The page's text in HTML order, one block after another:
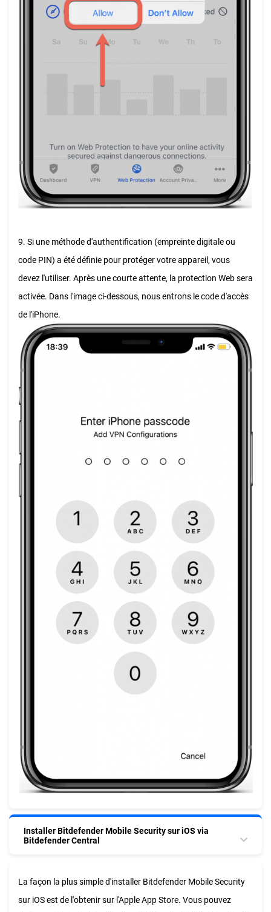
9. Si une méthode d'authentification (empreinte digitale ou
code PIN) a été définie pour protéger votre appareil, vous
devez l'utiliser. Après une courte attente, la protection Web sera
activée. Dans l'image ci-dessous, nous entrons le code d'accès
de l'iPhone.
Installer Bitdefender Mobile Security sur iOS via
Bitdefender Central
La façon la plus simple d'installer Bitdefender Mobile Security
sur iOS est de l'obtenir sur l'Apple App Store. Vous pouvez